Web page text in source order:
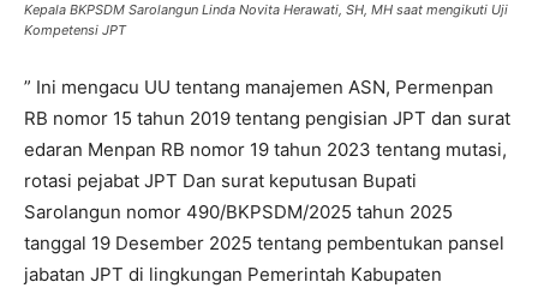
Kepala BKPSDM Sarolangun Linda Novita Herawati, SH, MH saat mengikuti Uji
Kompetensi JPT
” Ini mengacu UU tentang manajemen ASN, Permenpan
RB nomor 15 tahun 2019 tentang pengisian JPT dan surat
edaran Menpan RB nomor 19 tahun 2023 tentang mutasi,
rotasi pejabat JPT Dan surat keputusan Bupati
Sarolangun nomor 490/BKPSDM/2025 tahun 2025
tanggal 19 Desember 2025 tentang pembentukan pansel
jabatan JPT di lingkungan Pemerintah Kabupaten